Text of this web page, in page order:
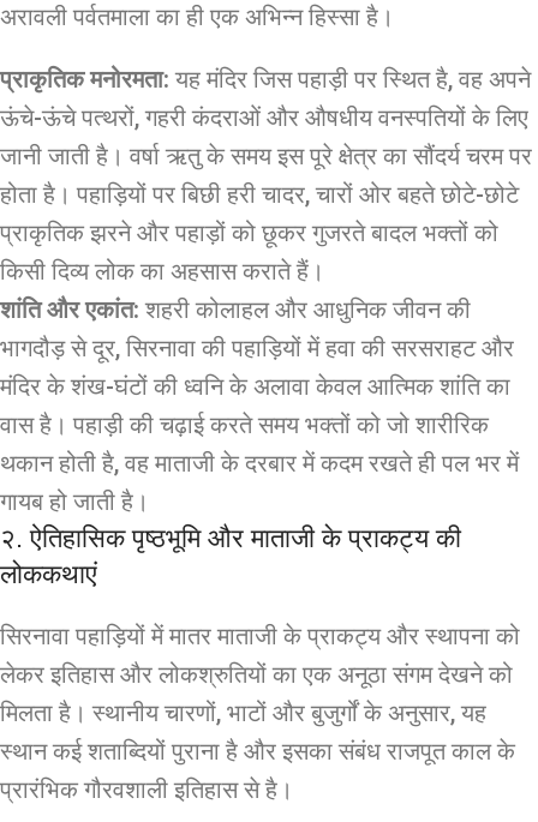
अरावली पर्वतमाला का ही एक अभिन्न हिस्सा है।
प्राकृतिक मनोरमता: यह मंदिर जिस पहाड़ी पर स्थित है, वह अपने
ऊंचे-ऊंचे पत्थरों, गहरी कंदराओं और औषधीय वनस्पतियों के लिए
जानी जाती है। वर्षा ऋतु के समय इस पूरे क्षेत्र का सौंदर्य चरम पर
होता है। पहाड़ियों पर बिछी हरी चादर, चारों ओर बहते छोटे-छोटे
प्राकृतिक झरने और पहाड़ों को छूकर गुजरते बादल भक्तों को
किसी दिव्य लोक का अहसास कराते हैं।
शांति और एकांत: शहरी कोलाहल और आधुनिक जीवन की
भागदौड़ से दूर, सिरनावा की पहाड़ियों में हवा की सरसराहट और
मंदिर के शंख-घंटों की ध्वनि के अलावा केवल आत्मिक शांति का
वास है। पहाड़ी की चढ़ाई करते समय भक्तों को जो शारीरिक
थकान होती है, वह माताजी के दरबार में कदम रखते ही पल भर में
गायब हो जाती है।
२. ऐतिहासिक पृष्ठभूमि और माताजी के प्राकट्य की
लोककथाएं
सिरनावा पहाड़ियों में मातर माताजी के प्राकट्य और स्थापना को
लेकर इतिहास और लोकश्रुतियों का एक अनूठा संगम देखने को
मिलता है। स्थानीय चारणों, भाटों और बुजुर्गों के अनुसार, यह
स्थान कई शताब्दियों पुराना है और इसका संबंध राजपूत काल के
प्रारंभिक गौरवशाली इतिहास से है।